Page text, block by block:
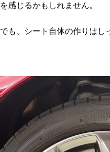
を感じるかもしれません。
でも、シート自体の作りは